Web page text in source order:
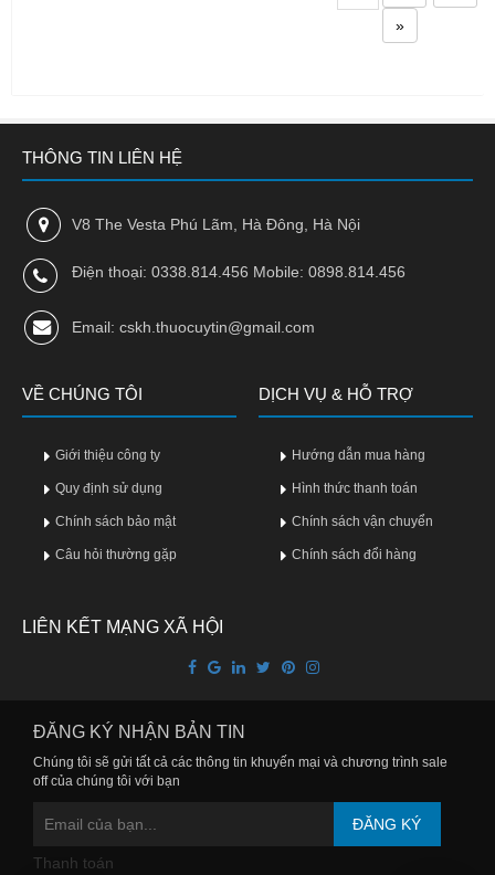
»
THÔNG TIN LIÊN HỆ
V8 The Vesta Phú Lãm, Hà Đông, Hà Nội
Điện thoại: 0338.814.456 Mobile: 0898.814.456
Email: cskh.thuocuytin@gmail.com
VỀ CHÚNG TÔI
Giới thiệu công ty
Quy định sử dụng
Chính sách bảo mật
Câu hỏi thường gặp
DỊCH VỤ & HỖ TRỢ
Hướng dẫn mua hàng
Hình thức thanh toán
Chính sách vận chuyển
Chính sách đổi hàng
LIÊN KẾT MẠNG XÃ HỘI
ĐĂNG KÝ NHẬN BẢN TIN
Chúng tôi sẽ gửi tất cả các thông tin khuyến mại và chương trình sale
off của chúng tôi với bạn
ĐĂNG KÝ
Thanh toán